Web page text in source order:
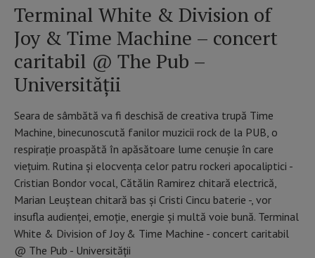
Terminal White & Division of
Joy & Time Machine – concert
caritabil @ The Pub –
Universității
Seara de sâmbătă va fi deschisă de creativa trupă Time
Machine, binecunoscută fanilor muzicii rock de la PUB, o
respiraţie proaspătă în apăsătoare lume cenuşie în care
vieţuim. Rutina şi elocvenţa celor patru rockeri apocaliptici -
Cristian Bondor vocal, Cătălin Ramirez chitară electrică,
Marian Leuștean chitară bas şi Cristi Cincu baterie -, vor
insufla audienţei, emoţie, energie şi multă voie bună. Terminal
White & Division of Joy & Time Machine - concert caritabil
@ The Pub - Universității